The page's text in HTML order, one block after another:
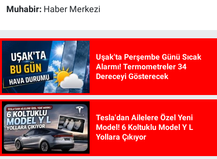
Muhabir: Haber Merkezi
Uşak'ta Perşembe Günü Sıcak
Alarmı! Termometreler 34
Dereceyi Gösterecek
Tesla'dan Ailelere Özel Yeni
Model! 6 Koltuklu Model Y L
Yollara Çıkıyor